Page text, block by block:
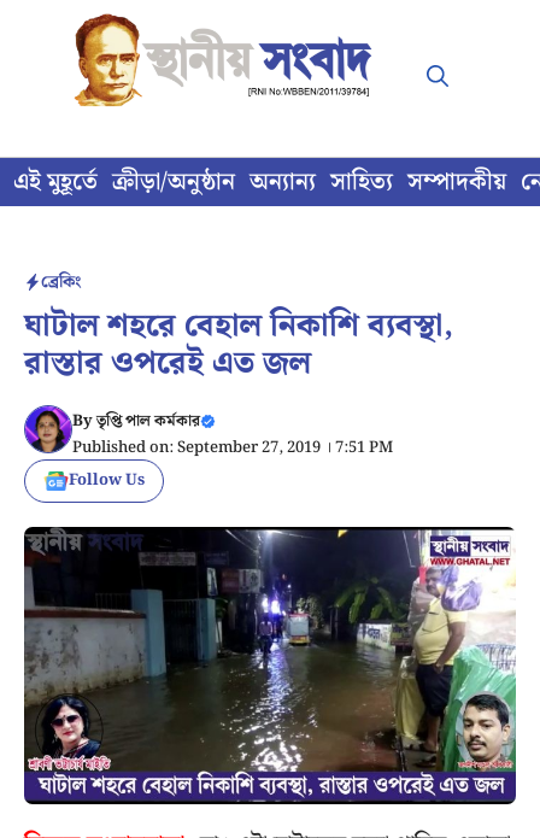
content
এই মুহূর্তে ক্রীড়া/অনুষ্ঠান অন্যান্য সাহিত্য সম্পাদকীয়
ব্রেকিং
ঘাটাল শহরে বেহাল নিকাশি ব্যবস্থা,
রাস্তার ওপরেই এত জল
Byতৃপ্তি পাল কর্মকার
Published on: September 27, 2019 । 7:51 PM
Follow Us